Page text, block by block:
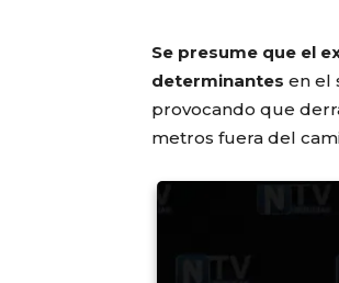
Se presume que el
determinantes en el
provocando que
metros fuera del